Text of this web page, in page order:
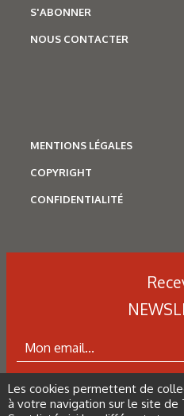
S'ABONNER
NOUS CONTACTER
MENTIONS LÉGALES
COPYRIGHT
CONFIDENTIALITÉ
ABONNEZ-VOUS À
Les cookies permettent de
à votre navigation sur le site